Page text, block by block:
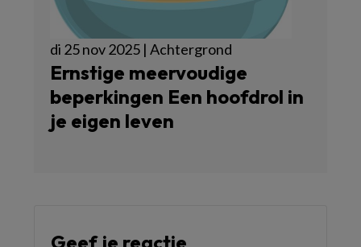
di 25 nov 2025 | Achtergrond
Ernstige meervoudige
beperkingen Een hoofdrol in
je eigen leven
Geef je reactie